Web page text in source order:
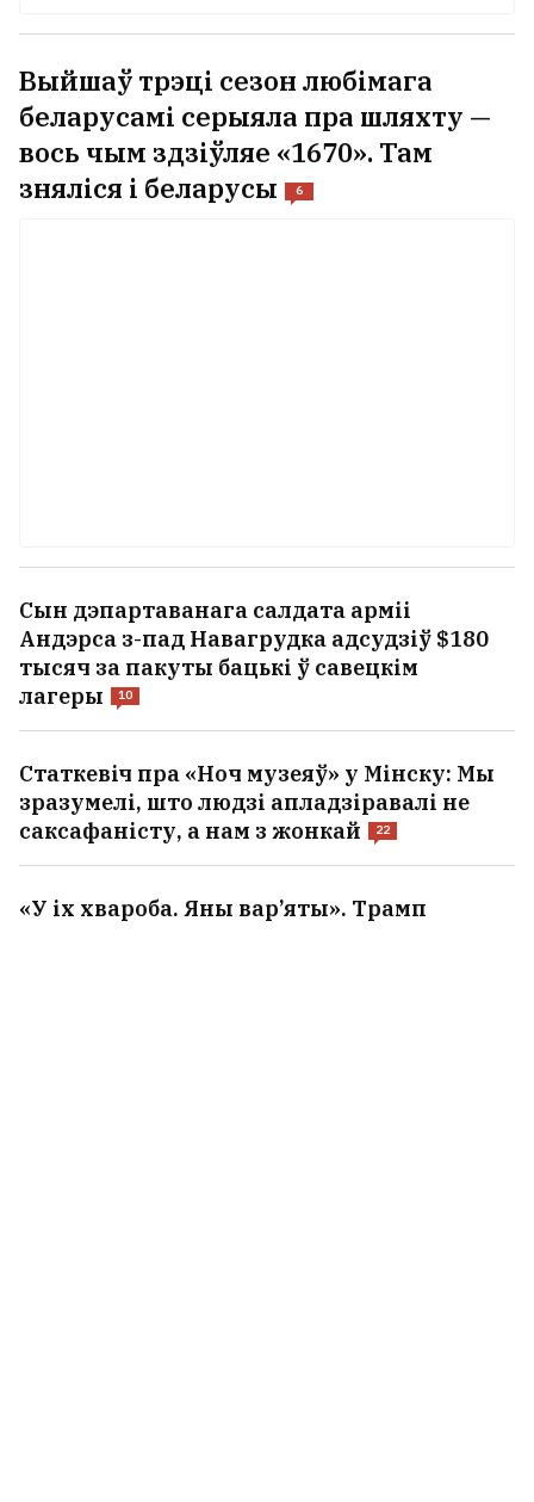
Выйшаў трэці сезон любімага
беларусамі серыяла пра шляхту —
вось чым здзіўляе «1670». Там
зняліся і беларусы
6
Сын дэпартаванага салдата арміі
Андэрса з-пад Навагрудка адсудзіў $180
тысяч за пакуты бацькі ў савецкім
лагеры
10
Статкевіч пра «Ноч музеяў» у Мінску: Мы
зразумелі, што людзі апладзіравалі не
саксафаністу, а нам з жонкай
22
«У іх хвароба. Яны вар’яты». Трамп